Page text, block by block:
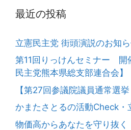
最近の投稿
立憲民主党 街頭演説のお知
第11回りっけんセミナー 開
民主党熊本県総支部連合会】
【第27回参議院議員通常選挙
かまたさとるの活動Check・
物価高からあなたを守り抜く